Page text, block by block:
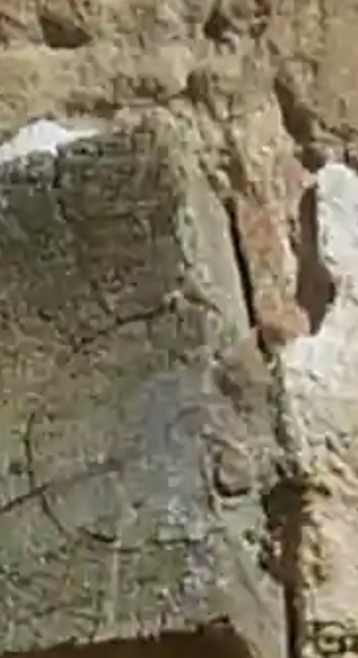
Últimos Bandos
Incendios Forestales 31 de julio de 2026
Fiestas El Cubillo 2026 29 de julio de 2026